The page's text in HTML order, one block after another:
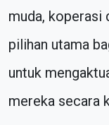
muda, koperasi
pilihan utama
untuk
mereka secara